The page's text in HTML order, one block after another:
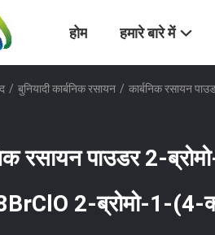
होम हमारे बारे में
/ बुनियादी कार्बनिक रसायन / कार्बनिक रसायन
रसायन पाउडर 2-
2-ब्रोमो-1-(4-